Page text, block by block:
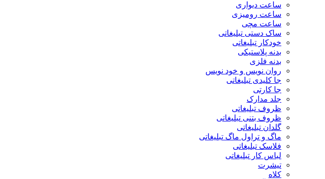
ساعت دیواری
ساعت رومیزی
ساعت مچی
ساک دستی تبلیغاتی
خودکار تبلیغاتی
بدنه پلاستیکی
بدنه فلزی
روان نویس و خود نویس
جا کلیدی تبلیغاتی
جا کارتی
جلد مدارک
ظروف تبلیغاتی
ظروف بتنی تبلیغاتی
گلدان تبلیغاتی
ماگ و تراول ماگ تبلیغاتی
فلاسک تبلیغاتی
لباس کار تبلیغاتی
تیشرت
کلاه